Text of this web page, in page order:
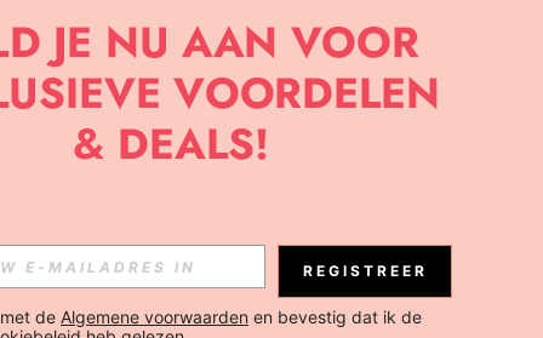
OM DE LAATSTE NIEUWE TRENDS EN KORTINGEN TE
REGISTREER
de Algemene voorwaarden en bevestig dat ik de